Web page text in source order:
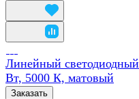
Линейный
Вт, 5000 К, матовый
Заказать